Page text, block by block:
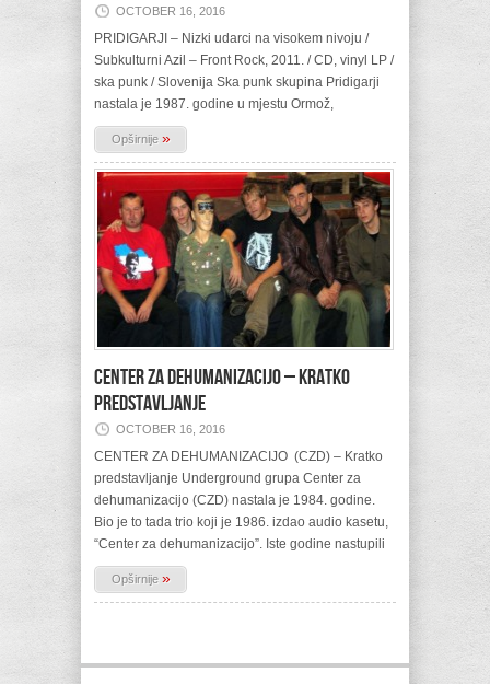
OCTOBER 16, 2016
PRIDIGARJI – Nizki udarci na visokem nivoju /
Subkulturni Azil – Front Rock, 2011. / CD, vinyl LP /
ska punk / Slovenija Ska punk skupina Pridigarji
nastala je 1987. godine u mjestu Ormož,
Opširnije »
CENTER ZA DEHUMANIZACIJO – Kratko
predstavljanje
OCTOBER 16, 2016
CENTER ZA DEHUMANIZACIJO (CZD) – Kratko
predstavljanje Underground grupa Center za
dehumanizacijo (CZD) nastala je 1984. godine.
Bio je to tada trio koji je 1986. izdao audio kasetu,
“Center za dehumanizacijo”. Iste godine nastupili
Opširnije »